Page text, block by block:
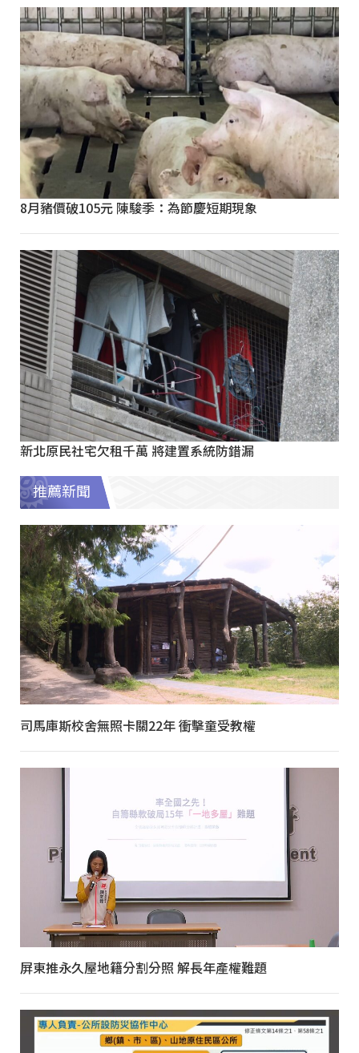
8月豬價破105元 陳駿季：為節慶短期現象
新北原民社宅欠租千萬 將建置系統防錯漏
推薦新聞
司馬庫斯校舍無照卡關22年 衝擊童受教權
屏東推永久屋地籍分割分照 解長年產權難題